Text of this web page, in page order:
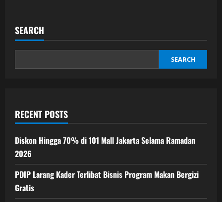
Targetkan
Perekonomian
Lebih
SEARCH
SEARCH
RECENT POSTS
Diskon Hingga 70% di 101 Mall Jakarta Selama Ramadan
2026
PDIP Larang Kader Terlibat Bisnis Program Makan Bergizi
Gratis